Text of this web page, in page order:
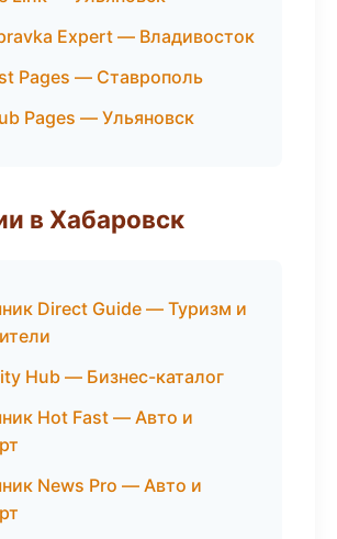
Expert — Владивосток
Pages — Ставрополь
Pages — Ульяновск
в Хабаровск
Direct Guide — Туризм и
Hub — Бизнес-каталог
Hot Fast — Авто и
News Pro — Авто и